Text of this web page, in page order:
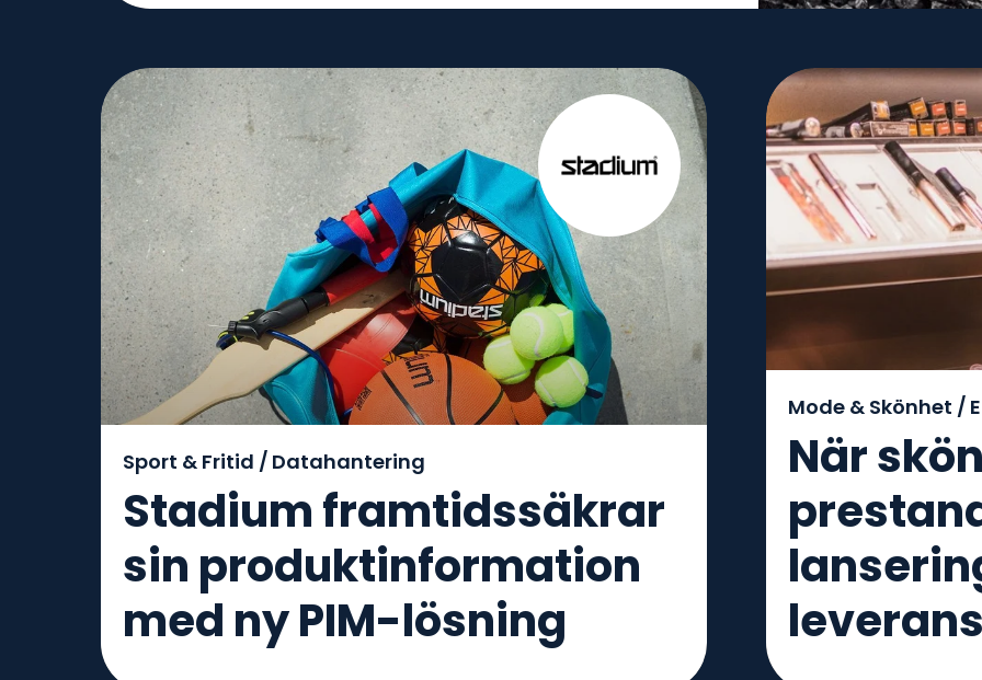
Sport & Fritid / Datahantering
Stadium framtidssäkrar
sin produktinformation
med ny PIM-lösning
Mode & Skönhet /
När